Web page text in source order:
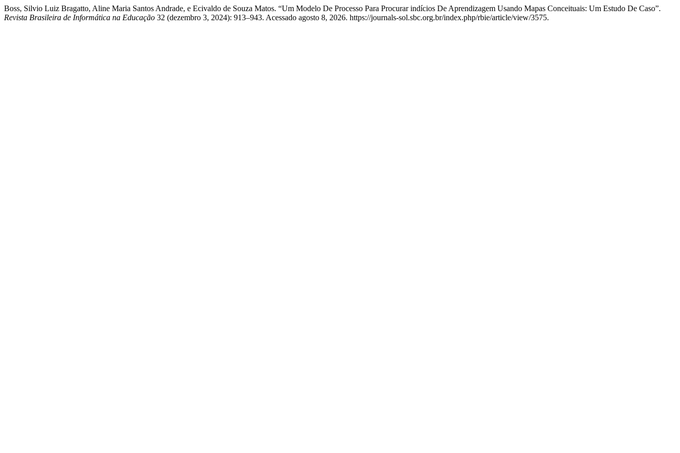
Boss, Silvio Luiz Bragatto, Aline Maria Santos Andrade, e Ecivaldo de Souza Matos. “Um Modelo De Processo Para Procurar indícios De Aprendizagem Usando Mapas Conceituais: Um Estudo De Caso”.
Revista Brasileira de Informática na Educação 32 (dezembro 3, 2024): 913–943. Acessado agosto 8, 2026. https://journals-sol.sbc.org.br/index.php/rbie/article/view/3575.